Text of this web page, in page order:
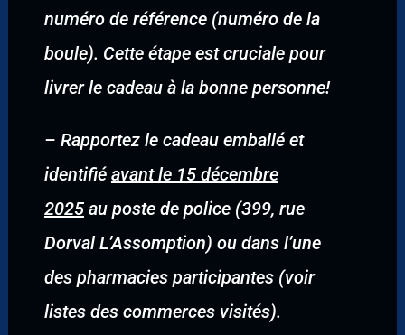
numéro de référence (numéro de la
boule). Cette étape est cruciale pour
livrer le cadeau à la bonne personne!
– Rapportez le cadeau emballé et
identifié avant le 15 décembre
2025au poste de police (399, rue
Dorval L’Assomption) ou dans l’une
des pharmacies participantes (voir
listes des commerces visités).